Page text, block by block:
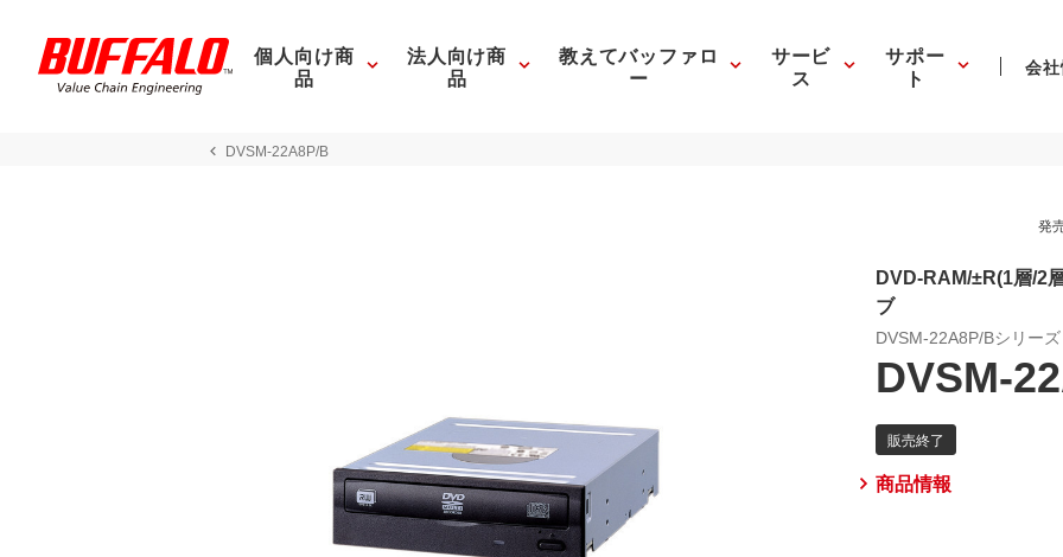
個人向け商
品
法人向け商
品
教えてバッファロ
ー
サービ
ス
サポー
ト 会
DVSM-22A8P/B
発
DVD-RAM/±R(1層/2
ブ
DVSM-22A8P/Bシリーズ
DVSM-
商品情報